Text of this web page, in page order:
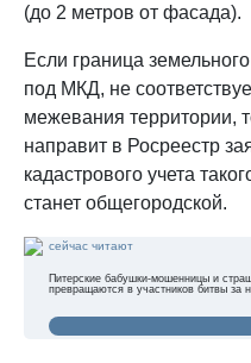
(до 2 метров от фасада).
Если граница
под МКД, не
межевания территории,
направит в Росреестр
кадастрового учета
станет общегородской.
сейчас читают
Питерские бабушки-мошенницы и
превращаются в участников битвы за